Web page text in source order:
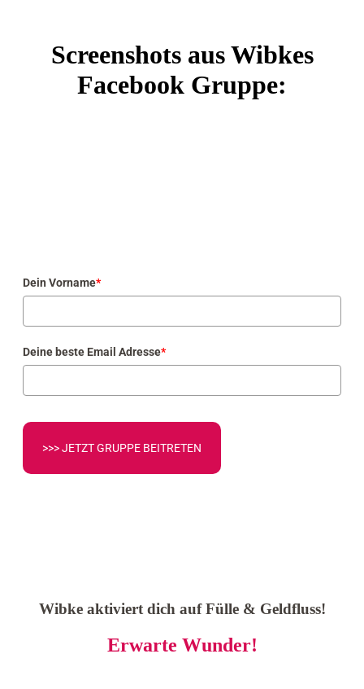
Screenshots aus Wibkes
Facebook Gruppe:
Dein Vorname*
Deine beste Email Adresse*
>>> JETZT GRUPPE BEITRETEN
Wibke aktiviert dich auf Fülle & Geldfluss!
Erwarte Wunder!